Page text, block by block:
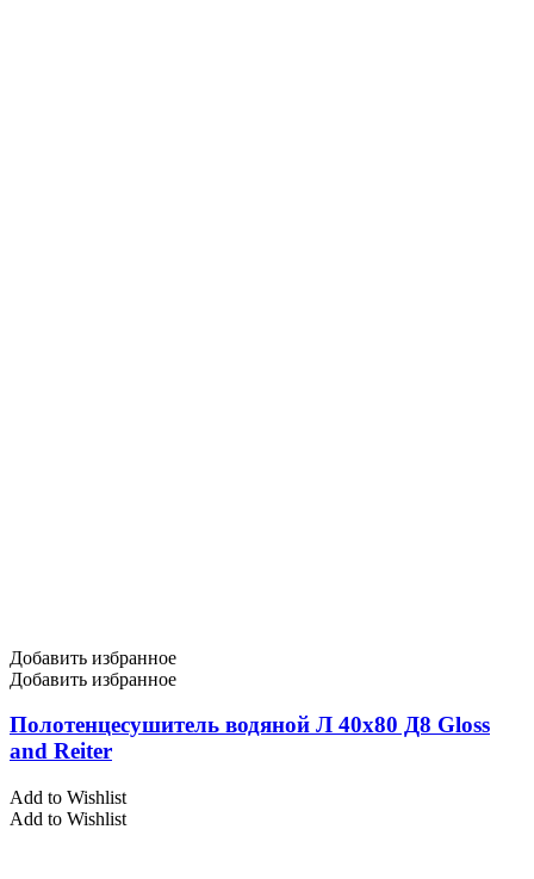
Добавить избранное
Добавить избранное
Полотенцесушитель водяной Л 40х80 Д8 Gloss
and Reiter
Add to Wishlist
Add to Wishlist